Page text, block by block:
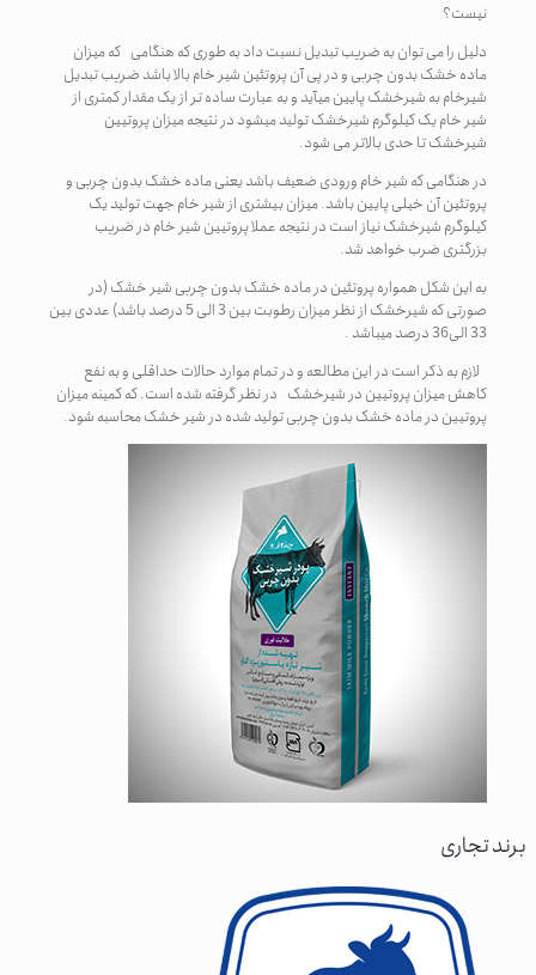
نیست؟
دلیل را می توان به ضریب تبدیل نسبت داد به طوری که هنگامی که میزان
ماده خشک بدون چربی و در پی آن پروتئین شیر خام بالا باشد ضریب تبدیل
شیرخام به شیرخشک پایین می­آید و به عبارت ساده تر از یک مقدار کمتری از
شیر خام یک کیلوگرم شیرخشک تولید می­شود در نتیجه میزان پروتیین
شیرخشک تا حدی بالاتر می شود.
در هنگامی که شیر خام ورودی ضعیف باشد یعنی ماده خشک بدون چربی و
پروتئین آن خیلی پایین باشد. میزان بیشتری از شیر خام جهت تولید یک
کیلوگرم شیرخشک نیاز است در نتیجه عملا پروتیین شیر خام در ضریب
بزرگتری ضرب خواهد شد.
به این شکل همواره پروتئین در ماده خشک بدون چربی شیر خشک (در
صورتی که شیرخشک از نظر میزان رطوبت بین 3 الی 5 درصد باشد) عددی بین
33 الی36 درصد می­باشد .
لازم به ذکر است در این مطالعه و در تمام موارد حالات حداقلی و به نفع
کاهش میزان پروتیین در شیرخشک در نظر گرفته شده است. که کمینه میزان
پروتیین در ماده خشک بدون چربی تولید شده در شیر خشک محاسبه شود.
برند تجاری